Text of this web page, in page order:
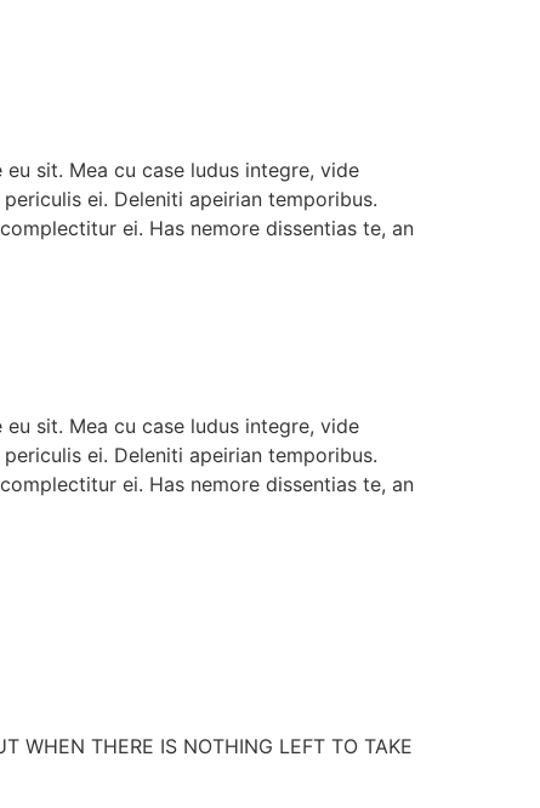
sit. Mea cu case ludus integre, vide
ei. Deleniti apeirian temporibus.
ei. Has nemore dissentias te, an
sit. Mea cu case ludus integre, vide
ei. Deleniti apeirian temporibus.
ei. Has nemore dissentias te, an
WHEN THERE IS NOTHING LEFT TO TAKE